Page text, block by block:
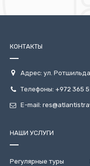
КОНТАКТЫ
Адрес: ул.
Телефоны: +972 365
E-mail:
НАШИ УСЛУГИ
Регулярные туры